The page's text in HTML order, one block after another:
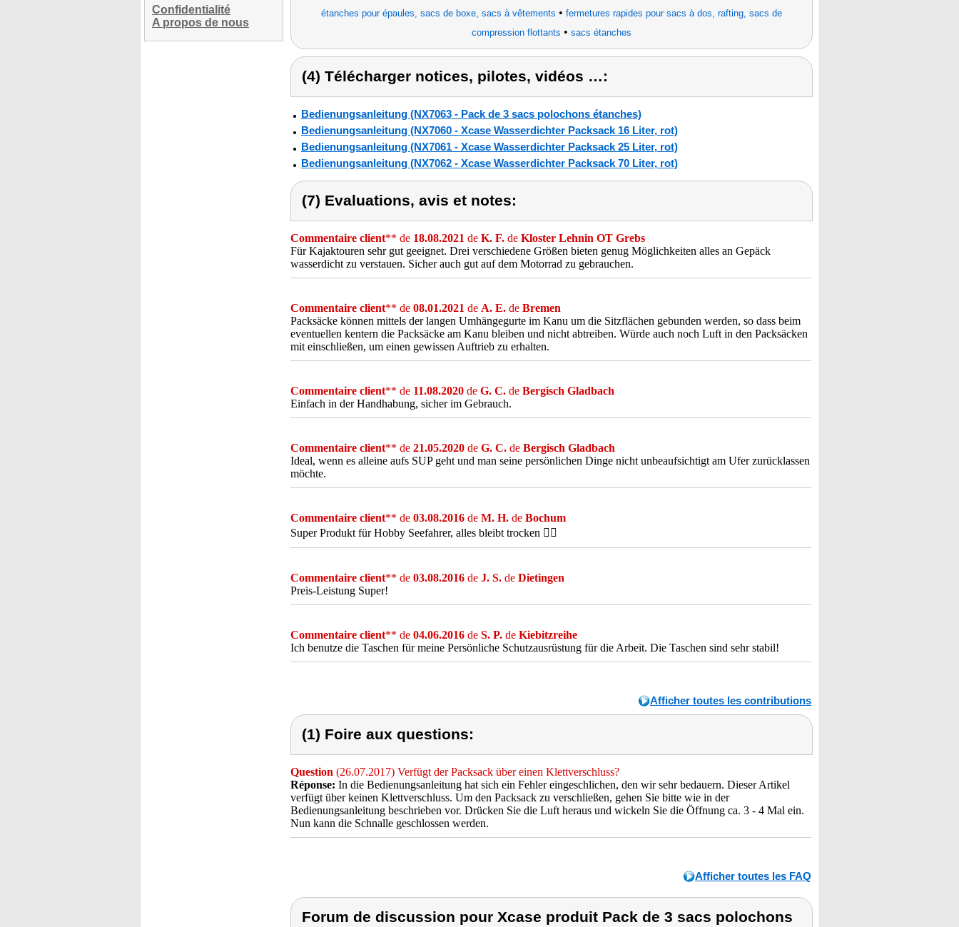
Confidentialité
A propos de nous
étanches pour épaules, sacs de boxe, sacs à vêtements • fermetures rapides pour sacs à dos, rafting, sacs de
compression flottants • sacs étanches
(4) Télécharger notices, pilotes, vidéos …:
Bedienungsanleitung (NX7063 - Pack de 3 sacs polochons étanches)
Bedienungsanleitung (NX7060 - Xcase Wasserdichter Packsack 16 Liter, rot)
Bedienungsanleitung (NX7061 - Xcase Wasserdichter Packsack 25 Liter, rot)
Bedienungsanleitung (NX7062 - Xcase Wasserdichter Packsack 70 Liter, rot)
(7) Evaluations, avis et notes:
Commentaire client** de 18.08.2021 de K. F. de Kloster Lehnin OT Grebs
Für Kajaktouren sehr gut geeignet. Drei verschiedene Größen bieten genug Möglichkeiten alles an Gepäck
wasserdicht zu verstauen. Sicher auch gut auf dem Motorrad zu gebrauchen.
Commentaire client** de 08.01.2021 de A. E. de Bremen
Packsäcke können mittels der langen Umhängegurte im Kanu um die Sitzflächen gebunden werden, so dass beim
eventuellen kentern die Packsäcke am Kanu bleiben und nicht abtreiben. Würde auch noch Luft in den Packsäcken
mit einschließen, um einen gewissen Auftrieb zu erhalten.
Commentaire client** de 11.08.2020 de G. C. de Bergisch Gladbach
Einfach in der Handhabung, sicher im Gebrauch.
Commentaire client** de 21.05.2020 de G. C. de Bergisch Gladbach
Ideal, wenn es alleine aufs SUP geht und man seine persönlichen Dinge nicht unbeaufsichtigt am Ufer zurücklassen
möchte.
Commentaire client** de 03.08.2016 de M. H. de Bochum
Super Produkt für Hobby Seefahrer, alles bleibt trocken 👍🏻
Commentaire client** de 03.08.2016 de J. S. de Dietingen
Preis-Leistung Super!
Commentaire client** de 04.06.2016 de S. P. de Kiebitzreihe
Ich benutze die Taschen für meine Persönliche Schutzausrüstung für die Arbeit. Die Taschen sind sehr stabil!
Afficher toutes les contributions
(1) Foire aux questions:
Question (26.07.2017) Verfügt der Packsack über einen Klettverschluss?
Réponse: In die Bedienungsanleitung hat sich ein Fehler eingeschlichen, den wir sehr bedauern. Dieser Artikel
verfügt über keinen Klettverschluss. Um den Packsack zu verschließen, gehen Sie bitte wie in der
Bedienungsanleitung beschrieben vor. Drücken Sie die Luft heraus und wickeln Sie die Öffnung ca. 3 - 4 Mal ein.
Nun kann die Schnalle geschlossen werden.
Afficher toutes les FAQ
Forum de discussion pour Xcase produit Pack de 3 sacs polochons